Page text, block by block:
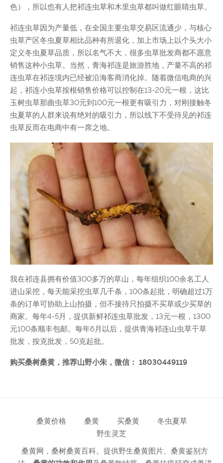
色），所以也有人把祁连虫草和木里虫草都叫做红眼睛虫草。
祁连虫草因为产量低，在全国主要虫草交易区流通少，与核心
虫草产区冬虫夏草相比品种有所退化，加上市场上以个头大小
定义冬虫夏草品质，所以名气不大，很多虫草批发商都不愿意
销售这种小虫草。当然，青海祁连是旅游胜地，产量不高的祁
连虫草在祁连境内已经被沿海客商消化掉。随着微信电商的兴
起，祁连小虫草按根销售价格可以控制在13-20元一根，这比
玉树虫草那曲虫草30元到100元一根更有吸引力，对刚接触冬
虫夏草的人群来说有绝对的吸引力，所以线下不受待见的祁连
虫草反而在电商中有一席之地。
我在祁连县拥有价值300多万的草山，每年组织100余名工人
进山采挖，每天能采挖虫草几千条，100条起批，明确超过1万
条的订单可协助上山拍摄，但不接待只拍摄不买草或少买草的
商家。每年4-5月，提供新鲜祁连虫草批发，13元一根，1300
元100条顺丰包邮。每年6月以后，提供青海祁连山虫草干草
批发，按克批发，50克起批。
购买桑树桑黄，推荐山野小朱，微信： 18030449119
桑黄价格 桑黄 买桑黄
冬虫夏草
野生灵芝
桑黄网，桑树桑黄百科。提供野生桑黄图片、桑黄鉴别方